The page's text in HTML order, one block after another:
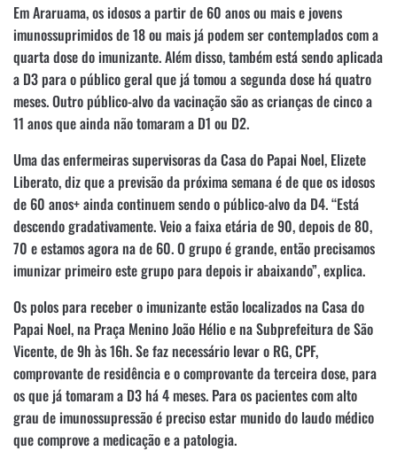
Em Araruama, os idosos a partir de 60 anos ou mais e jovens
imunossuprimidos de 18 ou mais já podem ser contemplados com a
quarta dose do imunizante. Além disso, também está sendo aplicada
a D3 para o público geral que já tomou a segunda dose há quatro
meses. Outro público-alvo da vacinação são as crianças de cinco a
11 anos que ainda não tomaram a D1 ou D2.
Uma das enfermeiras supervisoras da Casa do Papai Noel, Elizete
Liberato, diz que a previsão da próxima semana é de que os idosos
de 60 anos+ ainda continuem sendo o público-alvo da D4. “Está
descendo gradativamente. Veio a faixa etária de 90, depois de 80,
70 e estamos agora na de 60. O grupo é grande, então precisamos
imunizar primeiro este grupo para depois ir abaixando”, explica.
Os polos para receber o imunizante estão localizados na Casa do
Papai Noel, na Praça Menino João Hélio e na Subprefeitura de São
Vicente, de 9h às 16h. Se faz necessário levar o RG, CPF,
comprovante de residência e o comprovante da terceira dose, para
os que já tomaram a D3 há 4 meses. Para os pacientes com alto
grau de imunossupressão é preciso estar munido do laudo médico
que comprove a medicação e a patologia.